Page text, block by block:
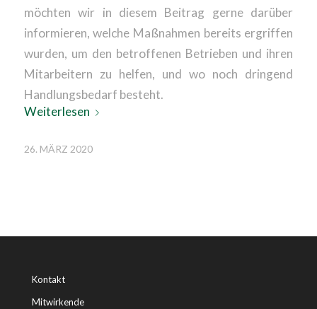
möchten wir in diesem Beitrag gerne darüber
informieren, welche Maßnahmen bereits ergriffen
wurden, um den betroffenen Betrieben und ihren
Mitarbeitern zu helfen, und wo noch dringend
Handlungsbedarf besteht.
Weiterlesen
26. MÄRZ 2020
Kontakt
Mitwirkende